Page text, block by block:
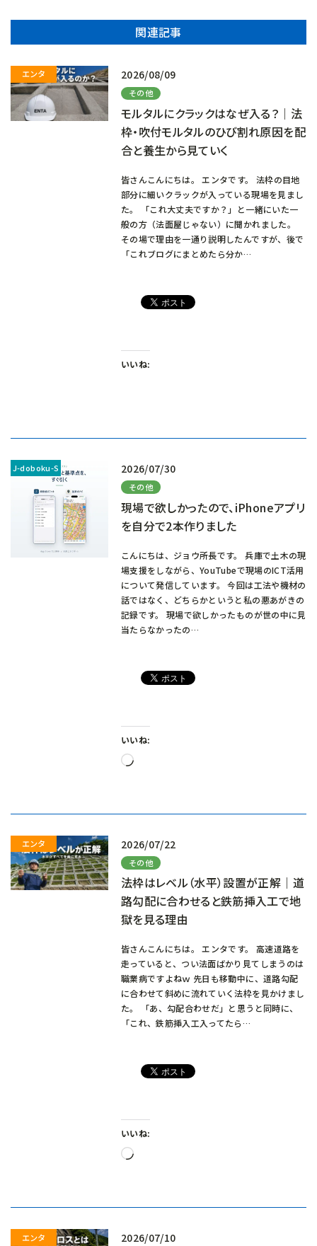
関連記事
2026/08/09
その他
モルタルにクラックはなぜ入る？｜法
枠・吹付モルタルのひび割れ原因を配
合と養生から見ていく
皆さんこんにちは。 エンタです。 法枠の目地
部分に細いクラックが入っている現場を見まし
た。 「これ大丈夫ですか？」と一緒にいた一
般の方（法面屋じゃない）に聞かれました。
その場で理由を一通り説明したんですが、後で
「これブログにまとめたら分か…
いいね:
2026/07/30
その他
現場で欲しかったので、iPhoneアプリ
を自分で2本作りました
こんにちは、ジョウ所長です。 兵庫で土木の現
場支援をしながら、YouTubeで現場のICT活用
について発信しています。 今回は工法や機材の
話ではなく、どちらかというと私の悪あがきの
記録です。 現場で欲しかったものが世の中に見
当たらなかったの…
いいね:
読
2026/07/22
その他
法枠はレベル（水平）設置が正解｜道
路勾配に合わせると鉄筋挿入工で地
獄を見る理由
皆さんこんにちは。 エンタです。 高速道路を
走っていると、つい法面ばかり見てしまうのは
職業病ですよねｗ 先日も移動中に、道路勾配
に合わせて斜めに流れていく法枠を見かけまし
た。 「あ、勾配合わせだ」と思うと同時に、
「これ、鉄筋挿入工入ってたら…
いいね:
読
2026/07/10